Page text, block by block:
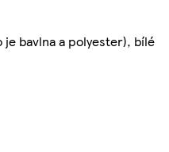
je bavlna a polyester), bílé